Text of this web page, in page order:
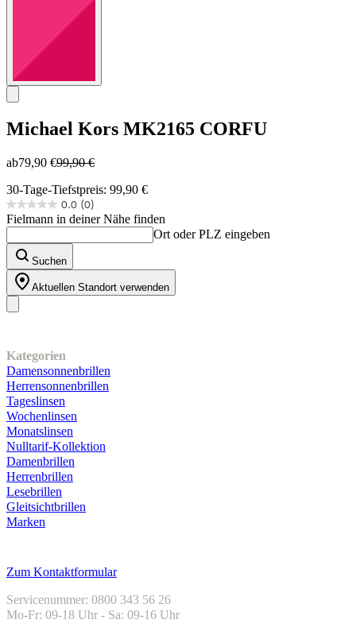
Michael Kors MK2165 CORFU
ab79,90 €99,90 €
30-Tage-Tiefstpreis: 99,90 €
0.0 (0)
0.0
von
5
Sternen.
Fielmann in deiner Nähe finden
Ort oder PLZ eingeben
Suchen
Aktuellen Standort verwenden
Kategorien
Damensonnenbrillen
Herrensonnenbrillen
Tageslinsen
Wochenlinsen
Monatslinsen
Nulltarif-Kollektion
Damenbrillen
Herrenbrillen
Lesebrillen
Gleitsichtbrillen
Marken
Zum Kontaktformular
Servicenummer: 0800 343 56 26
Mo-Fr: 09-18 Uhr - Sa: 09-16 Uhr